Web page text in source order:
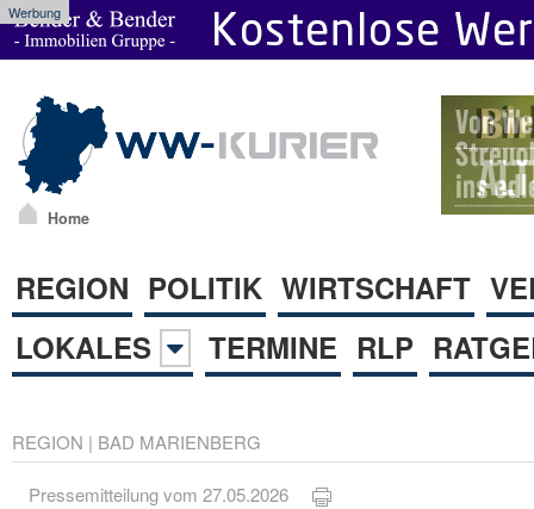
Werbung
Home
REGION POLITIK WIRTSCHAFT
LOKALES
TERMINE RLP
REGION | BAD MARIENBERG
Pressemitteilung vom 27.05.2026